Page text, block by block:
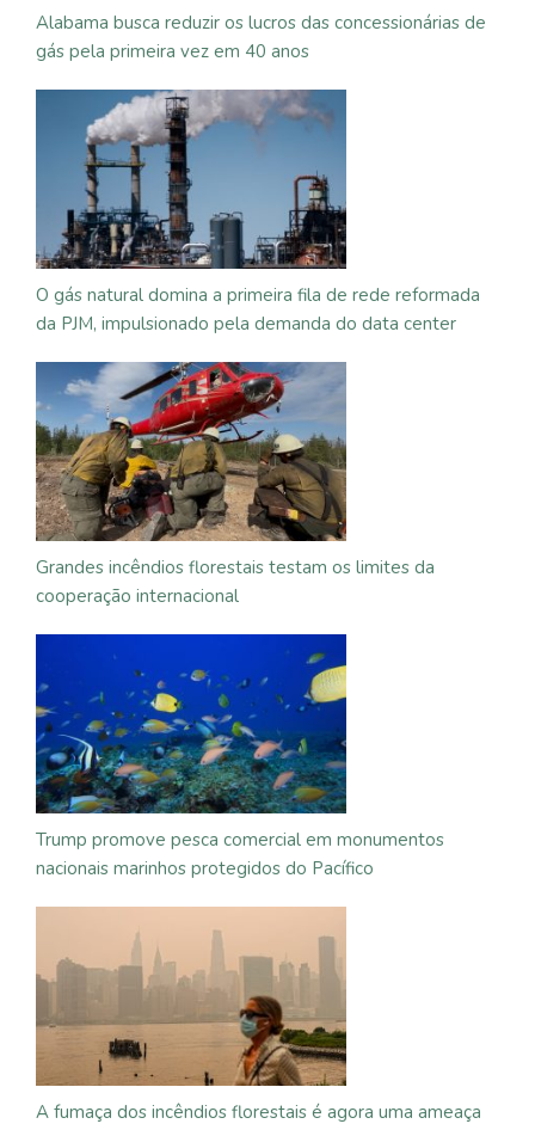
Alabama busca reduzir os lucros das concessionárias de
gás pela primeira vez em 40 anos
O gás natural domina a primeira fila de rede reformada
da PJM, impulsionado pela demanda do data center
Grandes incêndios florestais testam os limites da
cooperação internacional
Trump promove pesca comercial em monumentos
nacionais marinhos protegidos do Pacífico
A fumaça dos incêndios florestais é agora uma ameaça